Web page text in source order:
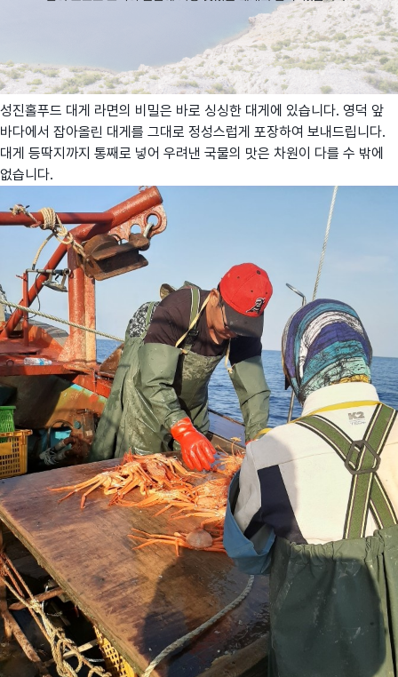
성진홀푸드 대게 라면의 비밀은 바로 싱싱한 대게에 있습니다. 영덕 앞
바다에서 잡아올린 대게를 그대로 정성스럽게 포장하여 보내드립니다.
대게 등딱지까지 통째로 넣어 우려낸 국물의 맛은 차원이 다를 수 밖에
없습니다.